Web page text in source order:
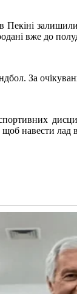
вже до
За
щоб навести лад